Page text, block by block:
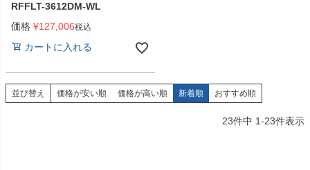
RFFLT-3612DM-WL
価格 ¥127,006税込
カートに入れる
並び替え 価格が安い順 価格が高い順 新着順 おすすめ順
23件中 1-23件表示